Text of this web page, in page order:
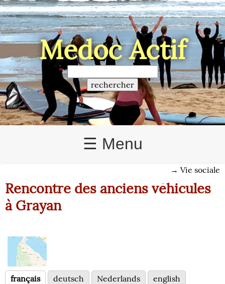
Médoc Actif
☰ Menu
→ Vie sociale
Rencontre des anciens véhicules
à Grayan
français deutsch Nederlands english